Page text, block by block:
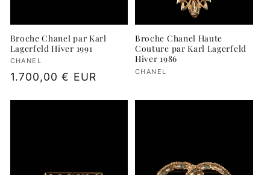
Broche Chanel par Karl
Lagerfeld Hiver 1991
Fournisseur :
CHANEL
Prix
1.700,00 € EUR
Broche Chanel Haute
Couture par Karl Lagerfeld
Hiver 1986
Fournisseur :
CHANEL